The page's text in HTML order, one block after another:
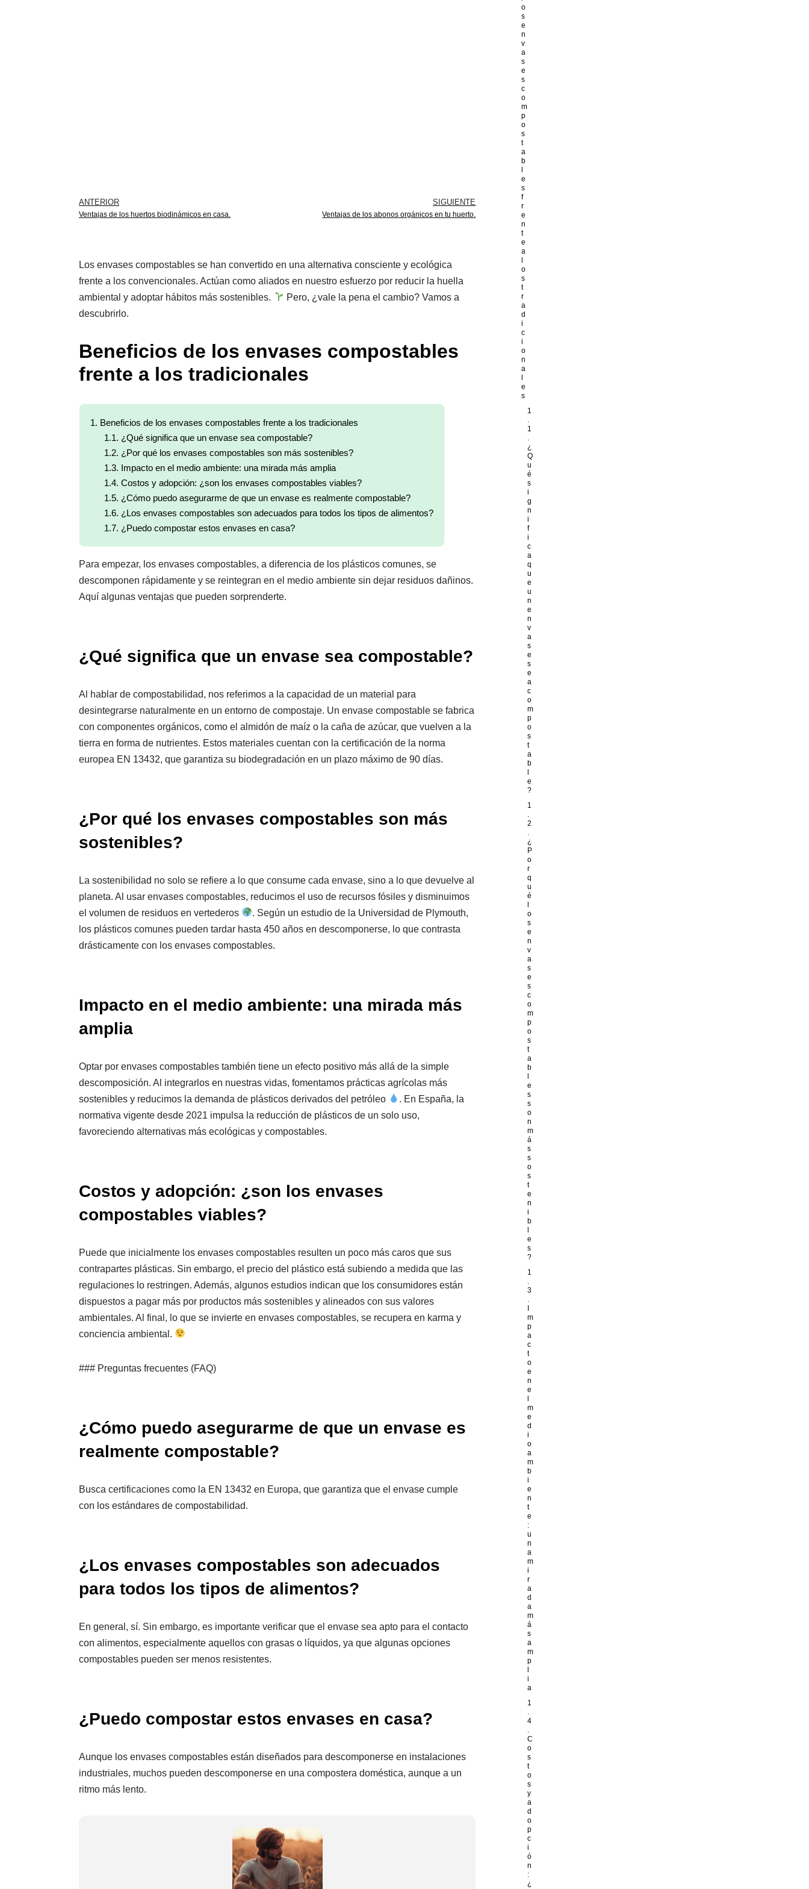
ANTERIOR
Ventajas de los huertos biodinámicos en casa.
SIGUIENTE
Ventajas de los abonos orgánicos en tu huerto.
Los envases compostables se han convertido en una alternativa consciente y ecológica
frente a los convencionales. Actúan como aliados en nuestro esfuerzo por reducir la huella
ambiental y adoptar hábitos más sostenibles.
Pero, ¿vale la pena el cambio? Vamos a
descubrirlo.
Beneficios de los envases compostables
frente a los tradicionales
1. Beneficios de los envases compostables frente a los tradicionales
1.1. ¿Qué significa que un envase sea compostable?
1.2. ¿Por qué los envases compostables son más sostenibles?
1.3. Impacto en el medio ambiente: una mirada más amplia
1.4. Costos y adopción: ¿son los envases compostables viables?
1.5. ¿Cómo puedo asegurarme de que un envase es realmente compostable?
1.6. ¿Los envases compostables son adecuados para todos los tipos de alimentos?
1.7. ¿Puedo compostar estos envases en casa?
Para empezar, los envases compostables, a diferencia de los plásticos comunes, se
descomponen rápidamente y se reintegran en el medio ambiente sin dejar residuos dañinos.
Aquí algunas ventajas que pueden sorprenderte.
¿Qué significa que un envase sea compostable?
Al hablar de compostabilidad, nos referimos a la capacidad de un material para
desintegrarse naturalmente en un entorno de compostaje. Un envase compostable se fabrica
con componentes orgánicos, como el almidón de maíz o la caña de azúcar, que vuelven a la
tierra en forma de nutrientes. Estos materiales cuentan con la certificación de la norma
europea EN 13432, que garantiza su biodegradación en un plazo máximo de 90 días.
¿Por qué los envases compostables son más
sostenibles?
La sostenibilidad no solo se refiere a lo que consume cada envase, sino a lo que devuelve al
planeta. Al usar envases compostables, reducimos el uso de recursos fósiles y disminuimos
el volumen de residuos en vertederos
. Según un estudio de la Universidad de Plymouth,
los plásticos comunes pueden tardar hasta 450 años en descomponerse, lo que contrasta
drásticamente con los envases compostables.
Impacto en el medio ambiente: una mirada más
amplia
Optar por envases compostables también tiene un efecto positivo más allá de la simple
descomposición. Al integrarlos en nuestras vidas, fomentamos prácticas agrícolas más
sostenibles y reducimos la demanda de plásticos derivados del petróleo
. En España, la
normativa vigente desde 2021 impulsa la reducción de plásticos de un solo uso,
favoreciendo alternativas más ecológicas y compostables.
Costos y adopción: ¿son los envases
compostables viables?
Puede que inicialmente los envases compostables resulten un poco más caros que sus
contrapartes plásticas. Sin embargo, el precio del plástico está subiendo a medida que las
regulaciones lo restringen. Además, algunos estudios indican que los consumidores están
dispuestos a pagar más por productos más sostenibles y alineados con sus valores
ambientales. Al final, lo que se invierte en envases compostables, se recupera en karma y
conciencia ambiental.
### Preguntas frecuentes (FAQ)
¿Cómo puedo asegurarme de que un envase es
realmente compostable?
Busca certificaciones como la EN 13432 en Europa, que garantiza que el envase cumple
con los estándares de compostabilidad.
¿Los envases compostables son adecuados
para todos los tipos de alimentos?
En general, sí. Sin embargo, es importante verificar que el envase sea apto para el contacto
con alimentos, especialmente aquellos con grasas o líquidos, ya que algunas opciones
compostables pueden ser menos resistentes.
¿Puedo compostar estos envases en casa?
Aunque los envases compostables están diseñados para descomponerse en instalaciones
industriales, muchos pueden descomponerse en una compostera doméstica, aunque a un
ritmo más lento.
o
s
e
n
v
a
s
e
s
c
o
m
p
o
s
t
a
b
e
s
f
r
e
n
t
e
a
o
s
t
r
a
d
i
c
i
o
n
a
e
s
1
.
1
.
¿
Q
u
é
s
i
g
n
i
f
i
c
a
q
u
e
u
n
e
n
v
a
s
e
s
e
a
c
o
m
p
o
s
t
a
b
e
?
1
.
2
.
¿
P
o
r
q
u
é
o
s
e
n
v
a
s
e
s
c
o
m
p
o
s
t
a
b
e
s
s
o
n
m
á
s
s
o
s
t
e
n
i
b
e
s
?
1
.
3
.
m
p
a
c
t
o
e
n
e
m
e
d
i
o
a
m
b
i
e
n
t
e
:
u
n
a
m
i
r
a
d
a
m
á
s
a
m
p
i
a
1
.
4
.
C
o
s
t
o
s
y
a
d
o
p
c
i
ó
n
:
¿